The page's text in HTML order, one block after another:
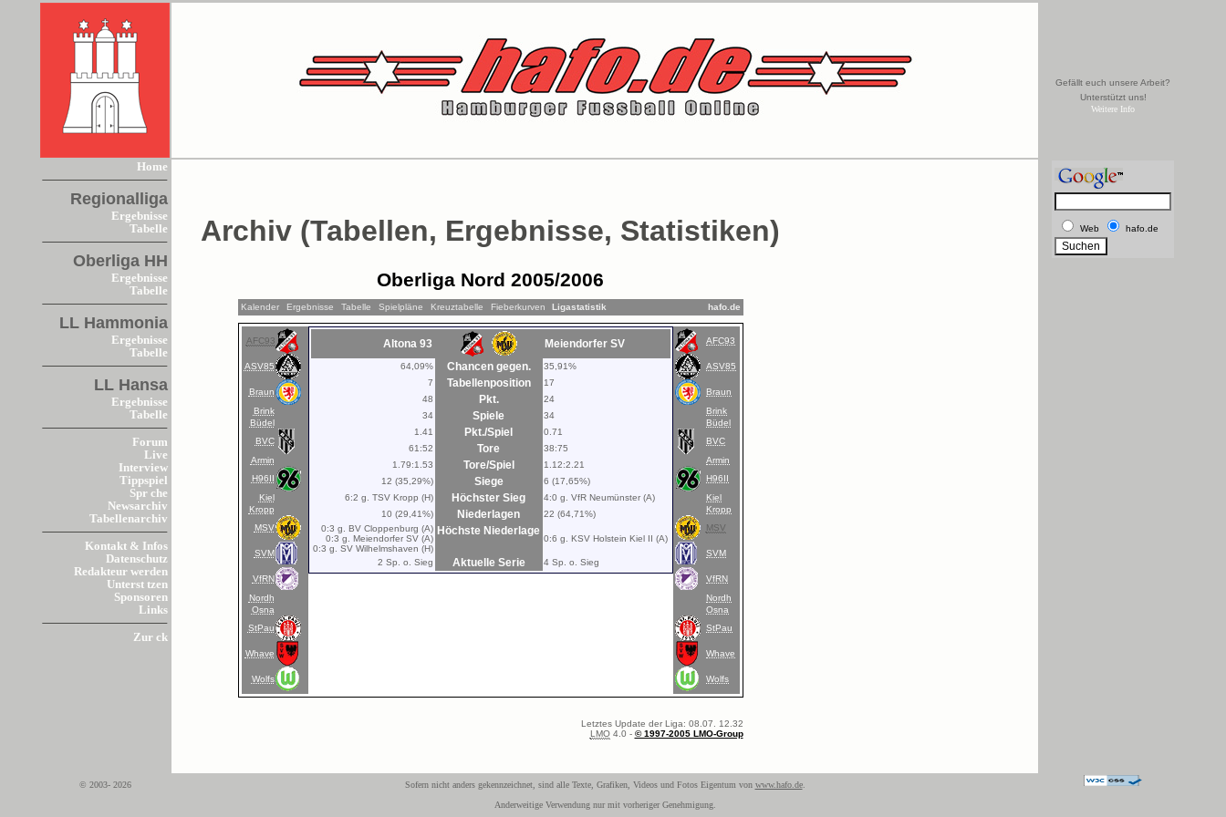
Gefällt euch unsere Arbeit?
Unterstützt uns!
Weitere Info
Home
Regionalliga
Ergebnisse
Tabelle
Oberliga HH
Ergebnisse
Tabelle
LL Hammonia
Ergebnisse
Tabelle
LL Hansa
Ergebnisse
Tabelle
Forum
Live
Interview
Tippspiel
Spr che
Newsarchiv
Tabellenarchiv
Kontakt & Infos
Datenschutz
Redakteur werden
Unterst tzen
Sponsoren
Links
Zur ck
Archiv (Tabellen, Ergebnisse, Statistiken)
Oberliga Nord 2005/2006
Kalender Ergebnisse Tabelle Spielpläne Kreuztabelle Fieberkurven Ligastatistik hafo.de
AFC93
ASV85
Braun
Brink
Büdel
BVC
Armin
H96II
Kiel
Kropp
MSV
SVM
VfRN
Nordh
Osna
StPau
Whave
Wolfs
Altona 93 Meiendorfer SV
64,09% Chancen gegen.
35,91%
7
Tabellenposition
17
48
Pkt.
24
34
Spiele
34
1.41
Pkt./Spiel
0.71
61:52
Tore
38:75
1.79:1.53
Tore/Spiel
1.12:2.21
12 (35,29%)
Siege
6 (17,65%)
6:2 g. TSV Kropp (H)
Höchster Sieg
4:0 g. VfR Neumünster (A)
10 (29,41%)
Niederlagen
22 (64,71%)
0:3 g. BV Cloppenburg (A)
0:3 g. Meiendorfer SV (A)
0:3 g. SV Wilhelmshaven (H)
Höchste Niederlage
0:6 g. KSV Holstein Kiel II (A)
2 Sp. o. Sieg Aktuelle Serie 4 Sp. o. Sieg
AFC93
ASV85
Braun
Brink
Büdel
BVC
Armin
H96II
Kiel
Kropp
MSV
SVM
VfRN
Nordh
Osna
StPau
Whave
Wolfs
Letztes Update der Liga: 08.07. 12.32
LMO4.0 - © 1997-2005 LMO-Group
Web hafo.de
© 2003- 2026 Sofern nicht anders gekennzeichnet, sind alle Texte, Grafiken, Videos und Fotos Eigentum von www.hafo.de.
Anderweitige Verwendung nur mit vorheriger Genehmigung.